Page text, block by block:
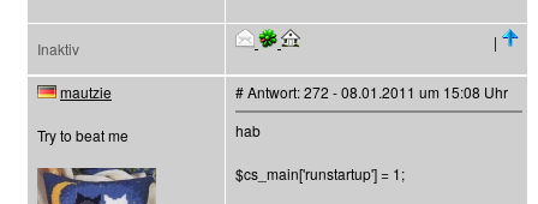
Inaktiv |
mautzie
Try to beat me
# Antwort: 272 - 08.01.2011 um 15:08 Uhr
hab
$cs_main['runstartup'] = 1;